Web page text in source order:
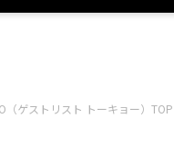
（ゲストリスト トーキョー）TOP